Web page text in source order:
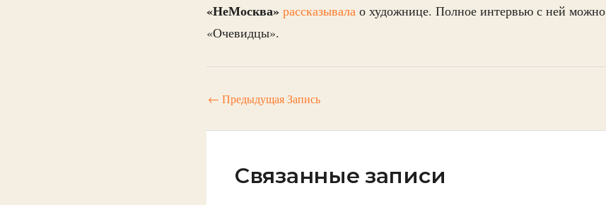
«НеМосква» рассказывала о художнице. Полное интервью с ней можно
«Очевидцы».
← Предыдущая Запись
Связанные записи